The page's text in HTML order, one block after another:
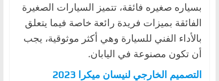
بسياره صغيره فائقة، تتميز السيارات الصغيرة
الفائقة بميزات فريدة رائعة خاصة فيما يتعلق
بالأداء الفني للسيارة وهي أكثر موثوقية، يجب
أن تكون مصنوعة في اليابان.
التصميم الخارجي لنيسان ميكرا 2023